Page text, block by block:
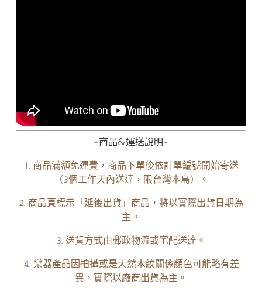
-商品&運送說明-
1. 商品滿額免運費，商品下單後依訂單編號開始寄送
（3個工作天內送達，限台灣本島）。
2. 商品頁標示「延後出貨」商品，將以實際出貨日期為
主。
3. 送貨方式由郵政物流或宅配送達。
4. 樂器產品因拍攝或是天然木紋關係顏色可能略有差
異，實際以廠商出貨為主。